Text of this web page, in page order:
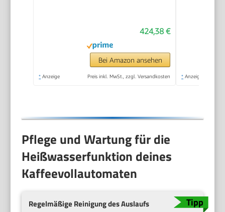
424,38 €
Bei Amazon ansehen
* Anzeige Preis inkl. MwSt., zzgl. Versandkosten * Anzeige
Pflege und Wartung für die
Heißwasserfunktion deines
Kaffeevollautomaten
Regelmäßige Reinigung des Auslaufs